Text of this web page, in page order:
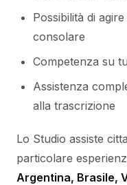
Possibilità di
consolare
Competenza su
Assistenza
alla trascrizione
Lo Studio assiste
particolare
Argentina, Brasile,